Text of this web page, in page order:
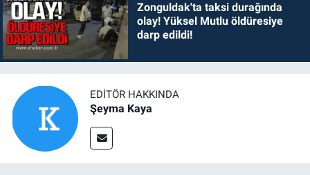
Zonguldak'ta taksi durağında
olay! Yüksel Mutlu öldüresiye
darp edildi!
EDITÖR HAKKINDA
Şeyma Kaya